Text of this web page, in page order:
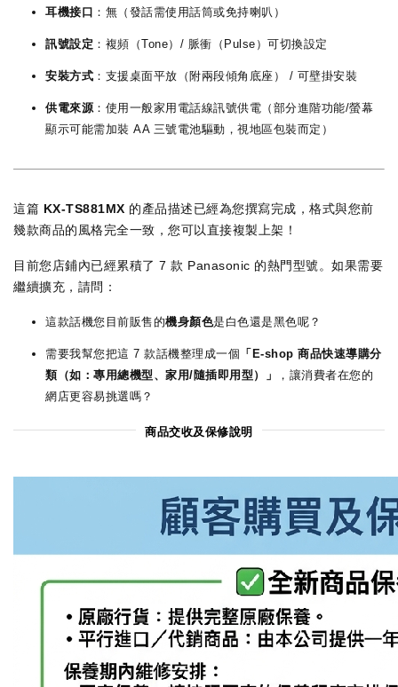
耳機接口 ：無（發話需使用話筒或免持喇叭）
訊號設定 ：複頻（Tone）/ 脈衝（Pulse）可切換設定
安裝方式 ：支援桌面平放（附兩段傾角底座） / 可壁掛安裝
供電來源 ：使用一般家用電話線訊號供電（部分進階功能/螢幕
顯示可能需加裝 AA 三號電池驅動，視地區包裝而定）
這篇 KX-TS881MX 的產品描述已經為您撰寫完成，格式與您前
幾款商品的風格完全一致，您可以直接複製上架！
目前您店鋪內已經累積了 7 款 Panasonic 的熱門型號。如果需要
繼續擴充，請問：
這款話機您目前販售的機身顏色是白色還是黑色呢？
需要我幫您把這 7 款話機整理成一個 「E-shop 商品快速導購分
類（如：專用總機型、家用/隨插即用型）」
，讓消費者在您的
網店更容易挑選嗎？
商品交收及保修說明